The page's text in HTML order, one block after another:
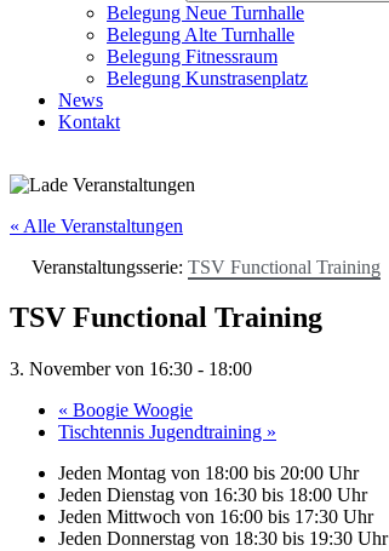
Belegung Neue Turnhalle
Belegung Alte Turnhalle
Belegung Fitnessraum
Belegung Kunstrasenplatz
News
Kontakt
« Alle Veranstaltungen
Veranstaltungsserie: TSV Functional Training
TSV Functional Training
3. November von 16:30 - 18:00
« Boogie Woogie
Tischtennis Jugendtraining »
Jeden Montag von 18:00 bis 20:00 Uhr
Jeden Dienstag von 16:30 bis 18:00 Uhr
Jeden Mittwoch von 16:00 bis 17:30 Uhr
Jeden Donnerstag von 18:30 bis 19:30 Uhr